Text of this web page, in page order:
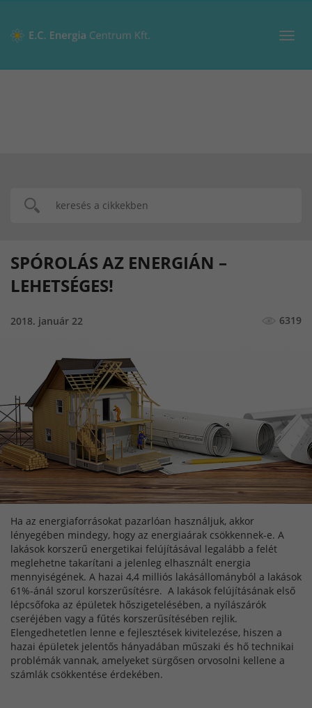
SPÓROLÁS AZ ENERGIÁN –
LEHETSÉGES!
2018. január 22 6319
Ha az energiaforrásokat pazarlóan használjuk, akkor
lényegében mindegy, hogy az energiaárak csökkennek-e. A
lakások korszerű energetikai felújításával legalább a felét
meglehetne takarítani a jelenleg elhasznált energia
mennyiségének. A hazai 4,4 milliós lakásállományból a lakások
61%-ánál szorul korszerűsítésre. A lakások felújításának első
lépcsőfoka az épületek hőszigetelésében, a nyílászárók
cseréjében vagy a fűtés korszerűsítésében rejlik.
Elengedhetetlen lenne e fejlesztések kivitelezése, hiszen a
hazai épületek jelentős hányadában műszaki és hő technikai
problémák vannak, amelyeket sürgősen orvosolni kellene a
számlák csökkentése érdekében.